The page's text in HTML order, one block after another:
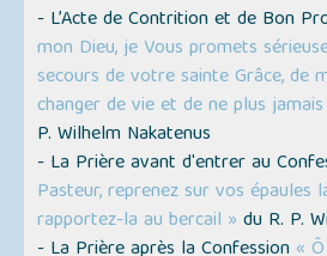
- L’Acte de Contrition et de Bon
mon Dieu, je Vous promets
secours de votre sainte Grâce, de
changer de vie et de ne plus
P. Wilhelm Nakatenus
- La Prière avant d'entrer au
Pasteur, reprenez sur vos épaules
rapportez-la au bercail » du R. P.